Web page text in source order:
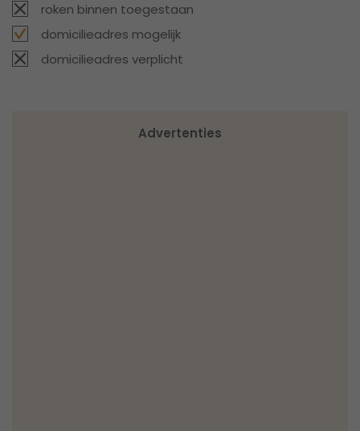
roken binnen toegestaan
domicilieadres mogelijk
domicilieadres verplicht
Advertenties